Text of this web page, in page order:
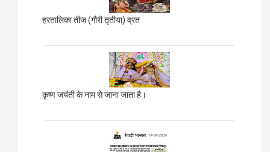
हरतालिका तीज (गौरी तृतीया) व्रत
कृष्ण जयंती के नाम से जाना जाता है।